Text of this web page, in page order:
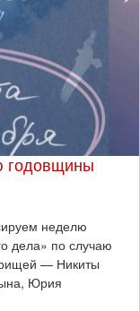
годовщины
неделю
дела» по случаю
— Никиты
Юрия